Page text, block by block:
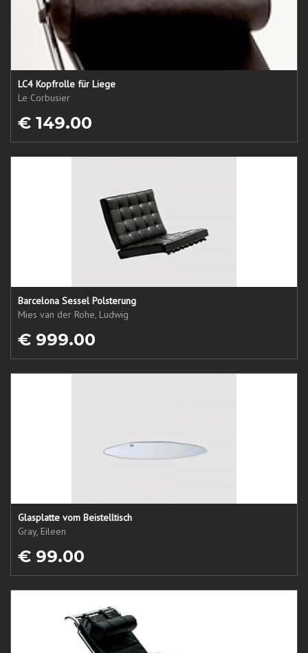
LC4 Kopfrolle für Liege
Le Corbusier
€ 149.00
Barcelona Sessel Polsterung
Mies van der Rohe, Ludwig
€ 999.00
Glasplatte vom Beistelltisch
Gray, Eileen
€ 99.00